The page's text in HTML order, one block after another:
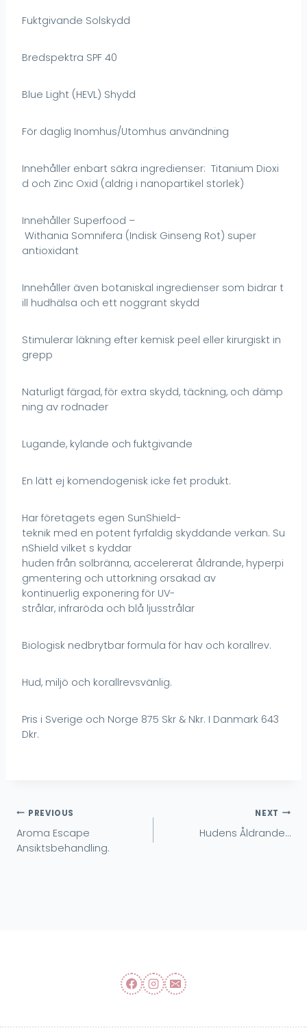
Fuktgivande Solskydd
Bredspektra SPF 40
Blue Light (HEVL) Shydd
För daglig Inomhus/Utomhus användning
Innehåller enbart säkra ingredienser: Titanium Dioxi
d och Zinc Oxid (aldrig i nanopartikel storlek)
Innehåller Superfood –
Withania Somnifera (Indisk Ginseng Rot) super
antioxidant
Innehåller även botaniskal ingredienser som bidrar t
ill hudhälsa och ett noggrant skydd
Stimulerar läkning efter kemisk peel eller kirurgiskt in
grepp
Naturligt färgad, för extra skydd, täckning, och dämp
ning av rodnader
Lugande, kylande och fuktgivande
En lätt ej komendogenisk icke fet produkt.
Har företagets egen SunShield-
teknik med en potent fyrfaldig skyddande verkan. Su
nShield vilket s kyddar
huden från solbränna, accelererat åldrande, hyperpi
gmentering och uttorkning orsakad av
kontinuerlig exponering för UV-
strålar, infraröda och blå ljusstrålar
Biologisk nedbrytbar formula för hav och korallrev.
Hud, miljö och korallrevsvänlig.
Pris i Sverige och Norge 875 Skr & Nkr. I Danmark 643
Dkr.
Inläggsnavigering
PREVIOUS
Aroma Escape
Ansiktsbehandling.
NEXT
Hudens Åldrande…